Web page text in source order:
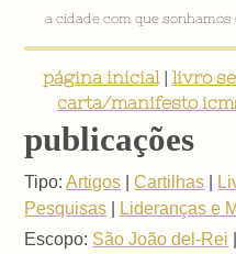
a cidade com que
página inicial| livro
carta/manifesto
publicações
Tipo: Artigos |Cartilhas
Pesquisas
Lideranças e
Escopo: São João del-Rei